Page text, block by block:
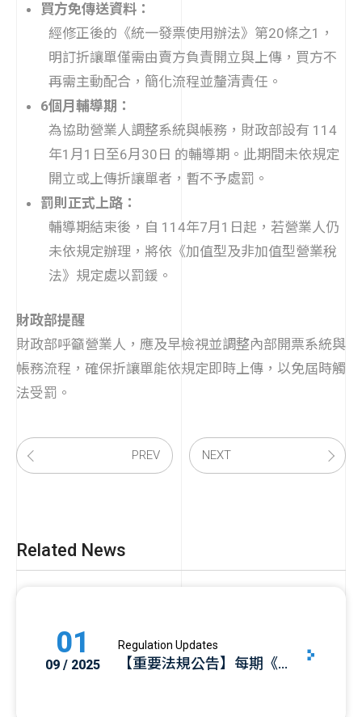
買方免傳送資料：
經修正後的《統一發票使用辦法》第20條之1，
明訂折讓單僅需由賣方負責開立與上傳，買方不
再需主動配合，簡化流程並釐清責任。
6個月輔導期：
為協助營業人調整系統與帳務，財政部設有 114
年1月1日至6月30日 的輔導期。此期間未依規定
開立或上傳折讓單者，暫不予處罰。
罰則正式上路：
輔導期結束後，自 114年7月1日起，若營業人仍
未依規定辦理，將依《加值型及非加值型營業稅
法》規定處以罰鍰。
財政部提醒
財政部呼籲營業人，應及早檢視並調整內部開票系統與
帳務流程，確保折讓單能依規定即時上傳，以免屆時觸
法受罰。
PREV NEXT
Related News
08
營業人重複開立發票號碼，
若中獎要自賠溢付獎金
01
09 / 2025
【重要法規公告】營業人應
01
09 / 2025
Regulation Updates
【重要法規公告】每期《空